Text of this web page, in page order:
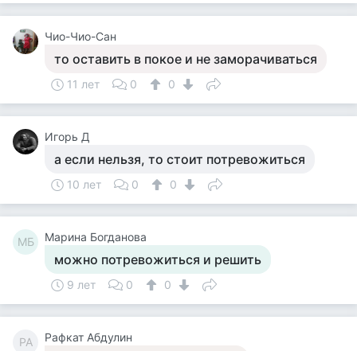
Чио-Чио-Сан
то оставить в покое и не заморачиваться
11 лет 0 0
Игорь Д
а если нельзя, то стоит потревожиться
10 лет 0 0
МБ Марина Богданова
можно потревожиться и решить
9 лет 0 0
РА Рафкат Абдулин